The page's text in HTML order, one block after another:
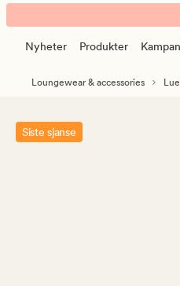
Wonderland
strikket
banner.
Klikk
pause.
Nyheter Produkter
Loungewear & accessories
Siste sjanse